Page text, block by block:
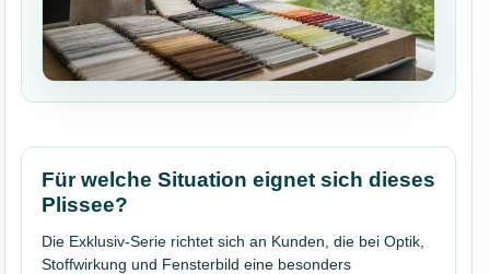
Für welche Situation eignet sich dieses
Plissee?
Die Exklusiv-Serie richtet sich an Kunden, die bei Optik,
Stoffwirkung und Fensterbild eine besonders